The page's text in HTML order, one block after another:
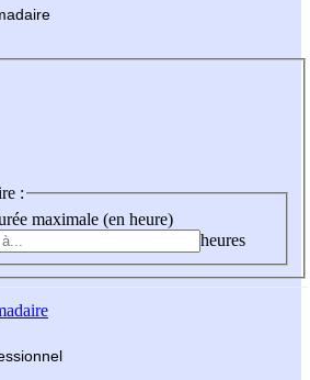
:
maximale (en heure)
heures